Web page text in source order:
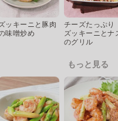
ッキーニと豚肉
味噌炒め
チーズたっぷり
ズッキーニとナ
のグリル
もっと見る